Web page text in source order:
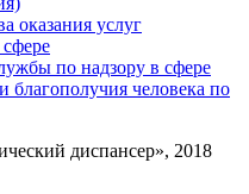
оказания услуг
по надзору в сфере
благополучия человека по
диспансер», 2018